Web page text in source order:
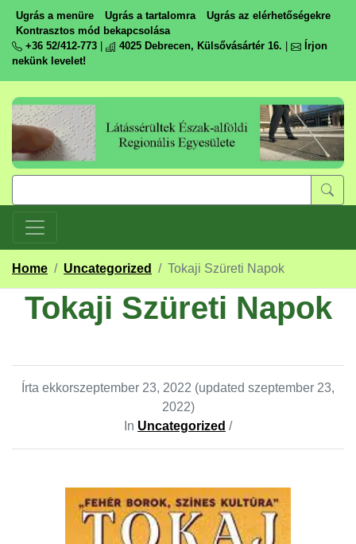
Ugrás a menüre Ugrás a tartalomra
Ugrás az elérhetőségekre
Kontrasztos mód bekapcsolása
+36 52/412-773
4025 Debrecen, Külsővásártér 16.
Írjon
nekünk levelet!
Home / Uncategorized / Tokaji Szüreti Napok
Tokaji Szüreti Napok
Írta ekkorszeptember 23, 2022 (updated szeptember 23,
2022)
In Uncategorized /